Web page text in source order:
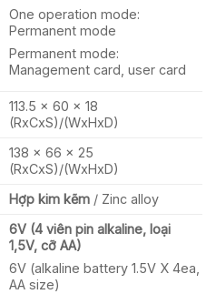
One operation mode:
Permanent mode
Permanent mode:
Management card, user card
113.5 x 60 x 18
(RxCxS)/(WxHxD)
138 x 66 x 25
(RxCxS)/(WxHxD)
Hợp kim kẽm / Zinc alloy
6V (4 viên pin alkaline, loại
1,5V, cỡ AA)
6V (alkaline battery 1.5V X 4ea,
AA size)